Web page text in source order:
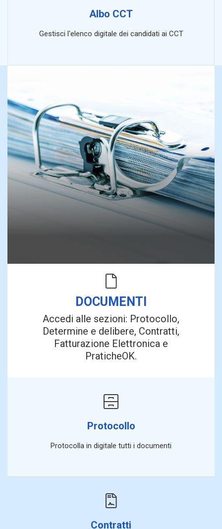
Albo CCT
Gestisci l'elenco digitale dei candidati ai CCT
DOCUMENTI
Accedi alle sezioni: Protocollo,
Determine e delibere, Contratti,
Fatturazione Elettronica e
PraticheOK.
Protocollo
Protocolla in digitale tutti i documenti
Contratti